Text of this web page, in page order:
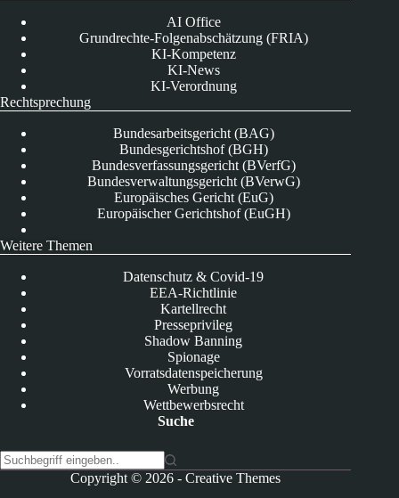
AI Office
Grundrechte-Folgenabschätzung (FRIA)
KI-Kompetenz
KI-News
KI-Verordnung
Rechtsprechung
Bundesarbeitsgericht (BAG)
Bundesgerichtshof (BGH)
Bundesverfassungsgericht (BVerfG)
Bundesverwaltungsgericht (BVerwG)
Europäisches Gericht (EuG)
Europäischer Gerichtshof (EuGH)
Weitere Themen
Datenschutz & Covid-19
EEA-Richtlinie
Kartellrecht
Presseprivileg
Shadow Banning
Spionage
Vorratsdatenspeicherung
Werbung
Wettbewerbsrecht
Suche
Copyright © 2026 -Creative Themes